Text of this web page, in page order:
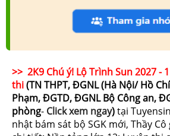
>> 2K9 Chú ý! Lộ Trình Sun 2027 -
thi(TN THPT, ĐGNL (Hà Nội/ Hồ
Phạm, ĐGTD, ĐGNL Bộ Công an,
phòng- Click xem ngay)tại
nhật bám sát bộ SGK mới, Thầy